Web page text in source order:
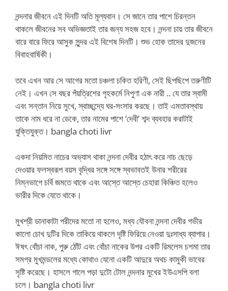
নন্দনার জীবনে এই দিনটি অতি মূল্যবান। সে জানে তার পাশে চিরন্তন
থাকলে জীবনের সব অভিজ্ঞতাই তার জন্য সহজ হবে। নন্দনা চায় তার জীবনে
বারে বারে ফিরে আসুক সুন্দর এই বিশেষ দিনটি। শুভ হোক তাদের দুজনের
বিবাহবার্ষিকী।
তবে এখন আর সে আগের মতো চঞ্চলা চকিত হরিণী, সেই ছিপছিপে তরুণীটি
নেই। এখন সে বছর পঁয়ত্রিশের গৃহকর্মে নিপুণা এক নারী .. যে তার স্বামী
এবং সন্তান নিয়ে সুখে, স্বাচ্ছন্দ্যে ঘর-সংসার করছে। তাই এমতাবস্থায়
তাকে নাম ধরে না ডেকে, তার নামের পাশে ‘দেবী’ শব্দ ব্যবহার করাটাই
যুক্তিযুক্ত। bangla choti livr
একদা নিয়মিত নাচের অভ্যাস থাকা নন্দনা দেবীর হঠাৎ করে নাচ ছেড়ে
দেওয়ার ফলস্বরূপ বয়স বৃদ্ধির সঙ্গে সঙ্গে স্বভাবতই উনার শরীরের
নিম্নভাগে চর্বি জমতে থাকে এবং আস্তে আস্তে চেহারা কিঞ্চিত হলেও
ভারীর দিকে যেতে থাকে।
মুখশ্রী ডানাকাটা পরীদের মতো না হলেও, মধ্য যৌবনা নন্দনা দেবীর গভীর
কালো চোখ দুটির দিকে তাকিয়ে থাকলে দৃষ্টি ফিরিয়ে নেওয়া দুঃসাধ্য ব্যাপার।
ঈষৎ বোঁচা নাক, পুরু ঠোঁট এবং বোঁচা নাকের উপর একটি রিমলেস চশমা তার
সমগ্র মুখমন্ডলের মধ্যে কোথাও যেনো একটি আদুরে অথচ কামুকী ভাবের
সৃষ্টি করেছে। হাসলে গালে পড়া দুটো টোল নন্দনার মুখের ইউএসপি বলা
চলে। bangla choti livr